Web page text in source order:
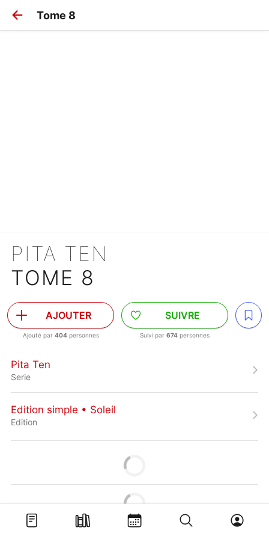
Tome 8
PITA TEN
TOME 8
AJOUTER
Ajouté par 404personnes
SUIVRE
Suivi par 674 personnes
Pita Ten
Serie
Edition simple • Soleil
Edition